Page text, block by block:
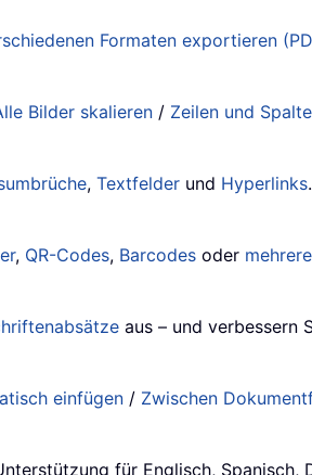
Formaten exportieren
Bilder skalieren / Zeilen und
, Textfelder und Hyperlinks
, QR-Codes, Barcodes oder
aus – und verbessern
einfügen / Zwischen
für Englisch, Spanisch,